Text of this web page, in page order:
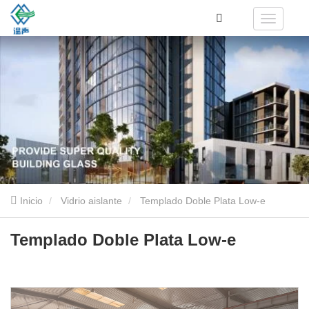
Inicio Vidrio aislante Templado Doble Plata Low-e
Templado Doble Plata Low-e